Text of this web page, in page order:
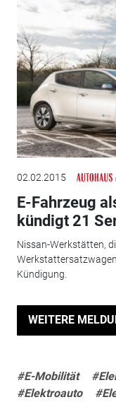
02.02.2015
E-Fahrzeug
kündigt 21
Nissan-Werkstätten,
Kündigung.
WEITERE
#E-Mobilität
#Elektroauto